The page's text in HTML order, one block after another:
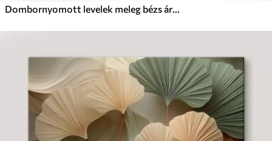
Dombornyomott levelek meleg bézs árnyalatokban